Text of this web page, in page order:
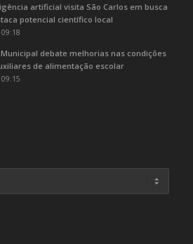
artificial visita São Carlos em busca
potencial científico local
debate melhorias nas condições
de alimentação escolar